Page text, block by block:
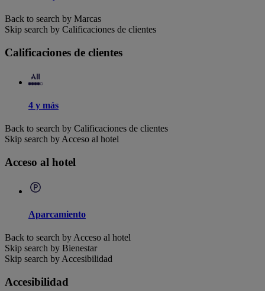
Back to search by Marcas
Skip search by Calificaciones de clientes
Calificaciones de clientes
4 y más
Back to search by Calificaciones de clientes
Skip search by Acceso al hotel
Acceso al hotel
Aparcamiento
Back to search by Acceso al hotel
Skip search by Bienestar
Skip search by Accesibilidad
Accesibilidad